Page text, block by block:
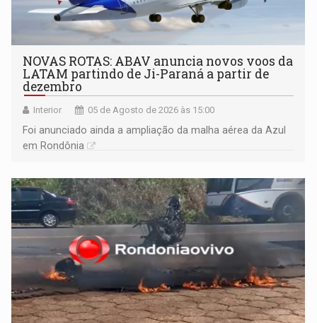
NOVAS ROTAS: ABAV anuncia novos voos da
LATAM partindo de Ji-Paraná a partir de
dezembro
Interior 05 de Agosto de 2026 às 15:00
Foi anunciado ainda a ampliação da malha aérea da Azul
em Rondônia